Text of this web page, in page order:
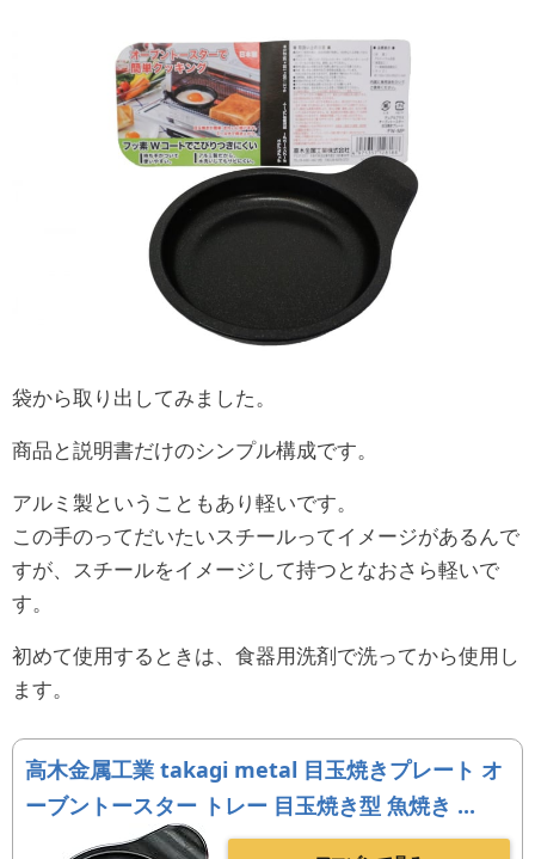
袋から取り出してみました。
商品と説明書だけのシンプル構成です。
アルミ製ということもあり軽いです。
この手のってだいたいスチールってイメージがあるんで
すが、スチールをイメージして持つとなおさら軽いで
す。
初めて使用するときは、食器用洗剤で洗ってから使用し
ます。
高木金属工業 takagi metal 目玉焼きプレート オ
ーブントースター トレー 目玉焼き型 魚焼き ...